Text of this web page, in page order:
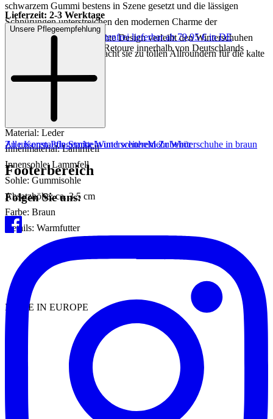
schwarzem Gummi bestens in Szene gesetzt und die lässigen
Schnürungen unterstreichen den modernen Charme der
Damenschuhe. Das schlichte Design verleiht den Winterschuhen
einen zeitlosen Stil und macht sie zu tollen Allroundern für die kalte
Art.Nr.: 192221992306
Material: Leder
Innenmaterial: Lammfell
Innensohle: Lammfell
Sohle: Gummisohle
Absatzhöhe: ca. 3,5 cm
Farbe: Braun
Details: Warmfutter
MADE IN EUROPE
Lieferzeit: 2-3 Werktage
Keine Versandkosten:
kostenfrei lieferbar ab 79,95 € in DE
Einfache und Kostenlose Retoure innerhalb von Deutschlands
Unsere Pflegeempfehlung
Zu unseren Pflegemitteln und weiterem Zubehör
Alle Konstantin Starke WinterschuheMehr Winterschuhe in braun
Footerbereich
Folgen Sie uns: